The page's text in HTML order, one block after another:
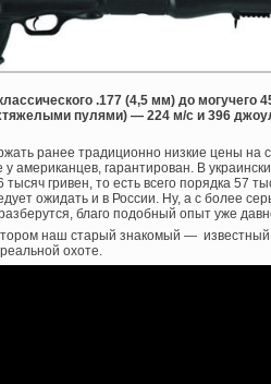
.177 (4,5 мм) до могучего
пулями) — 224 м/с и 396
ранее традиционно низкие цены на
американцев, гарантирован. В
гривен, то есть всего порядка 57
ожидать и в России. Ну, а с более
благо подобный опыт уже
наш старый знакомый —
охоте.